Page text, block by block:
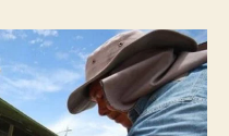
entrada